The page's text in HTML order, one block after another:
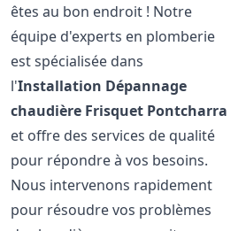
êtes au bon endroit ! Notre
équipe d'experts en plomberie
est spécialisée dans
l'Installation Dépannage
chaudière Frisquet Pontcharra
et offre des services de qualité
pour répondre à vos besoins.
Nous intervenons rapidement
pour résoudre vos problèmes